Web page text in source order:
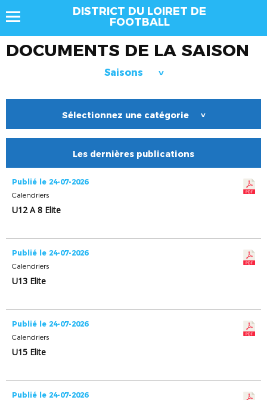
DISTRICT DU LOIRET DE
FOOTBALL
DOCUMENTS DE LA SAISON
Saisons >
Sélectionnez une catégorie >
Les dernières publications
Publié le 24-07-2026
Calendriers
U12 A 8 Elite
Publié le 24-07-2026
Calendriers
U13 Elite
Publié le 24-07-2026
Calendriers
U15 Elite
Publié le 24-07-2026